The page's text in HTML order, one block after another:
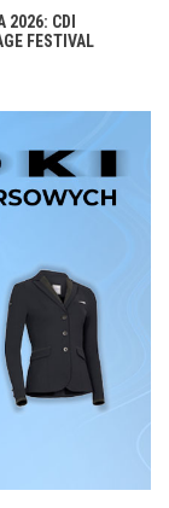
2026: CDI
FESTIVAL